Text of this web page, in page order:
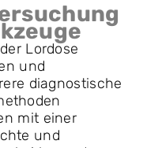
Lordose
und
diagnostische
mit einer
und